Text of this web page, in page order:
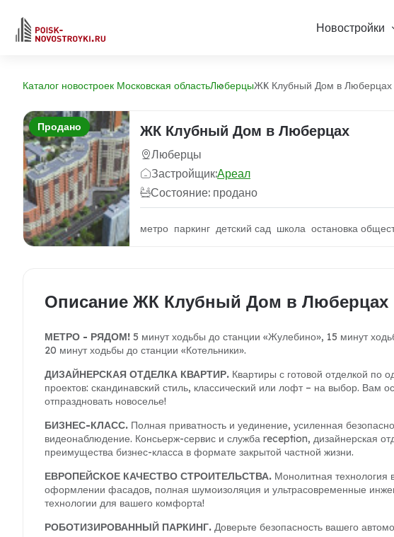
Новостройки
Каталог новостроек Московская областьЛюберцыЖК Клубный Дом в Люберцах
Продано ЖК Клубный Дом в Люберцах
Люберцы
Застройщик:Ареал
Состояние: продано
метро паркинг детский сад школа остановка
Описание ЖК Клубный Дом в Люберцах
МЕТРО - РЯДОМ! 5 минут ходьбы до станции «Жулебино», 15 минут
20 минут ходьбы до станции «Котельники».
ДИЗАЙНЕРСКАЯ ОТДЕЛКА КВАРТИР. Квартиры с готовой отделкой по
проектов: скандинавский стиль, классический или лофт – на выбор. Вам
отпраздновать новоселье!
БИЗНЕС-КЛАСС. Полная приватность и уединение, усиленная
видеонаблюдение. Консьерж-сервис и служба reception, дизайнерская
преимущества бизнес-класса в формате закрытой частной жизни.
ЕВРОПЕЙСКОЕ КАЧЕСТВО СТРОИТЕЛЬСТВА. Монолитная технология
оформлении фасадов, полная шумоизоляция и ультрасовременные
технологии для вашего комфорта!
РОБОТИЗИРОВАННЫЙ ПАРКИНГ. Доверьте безопасность вашего